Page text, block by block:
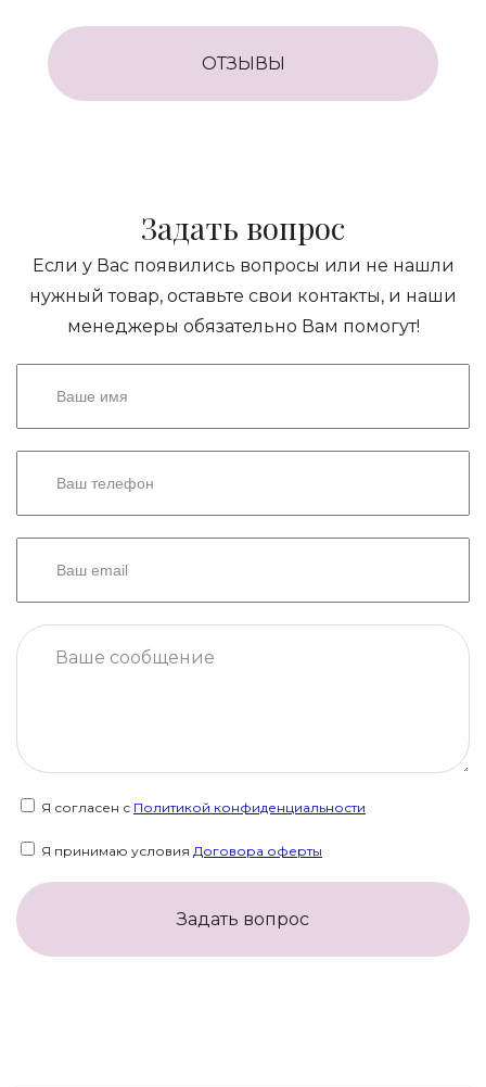
ОТЗЫВЫ
Задать вопрос
Если у Вас появились вопросы или не нашли
нужный товар, оставьте свои контакты, и наши
менеджеры обязательно Вам помогут!
Я согласен с Политикой конфиденциальности
Я принимаю условия Договора оферты
Задать вопрос